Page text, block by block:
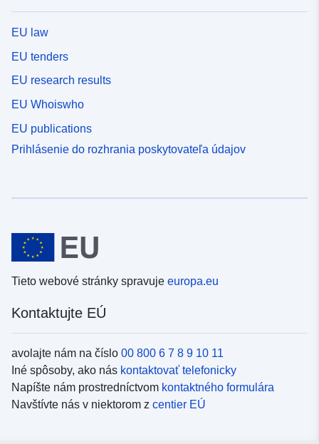
EU law
EU tenders
EU research results
EU Whoiswho
EU publications
Prihlásenie do rozhrania poskytovateľa údajov
Tieto webové stránky spravuje europa.eu
Kontaktujte EÚ
avolajte nám na číslo 00 800 6 7 8 9 10 11
Iné spôsoby, ako nás kontaktovať telefonicky
Napíšte nám prostredníctvom kontaktného formulára
Navštívte nás v niektorom z centier EÚ